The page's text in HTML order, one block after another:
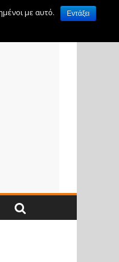
με αυτό.
Εντάξει